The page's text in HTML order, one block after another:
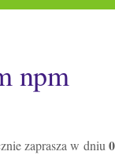
npm
zaprasza w dniu